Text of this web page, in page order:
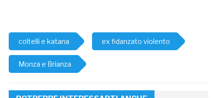
coltelli e katana ex fidanzato violento
Monza e Brianza